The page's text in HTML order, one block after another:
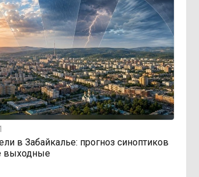
в Забайкалье: прогноз синоптиков
выходные